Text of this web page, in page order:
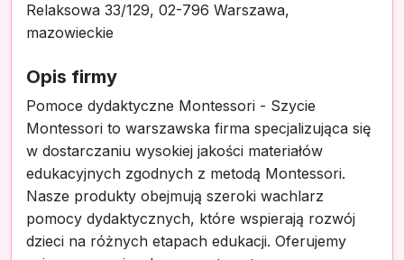
Relaksowa 33/129, 02-796 Warszawa,
mazowieckie
Opis firmy
Pomoce dydaktyczne Montessori - Szycie
Montessori to warszawska firma specjalizująca się
w dostarczaniu wysokiej jakości materiałów
edukacyjnych zgodnych z metodą Montessori.
Nasze produkty obejmują szeroki wachlarz
pomocy dydaktycznych, które wspierają rozwój
dzieci na różnych etapach edukacji. Oferujemy